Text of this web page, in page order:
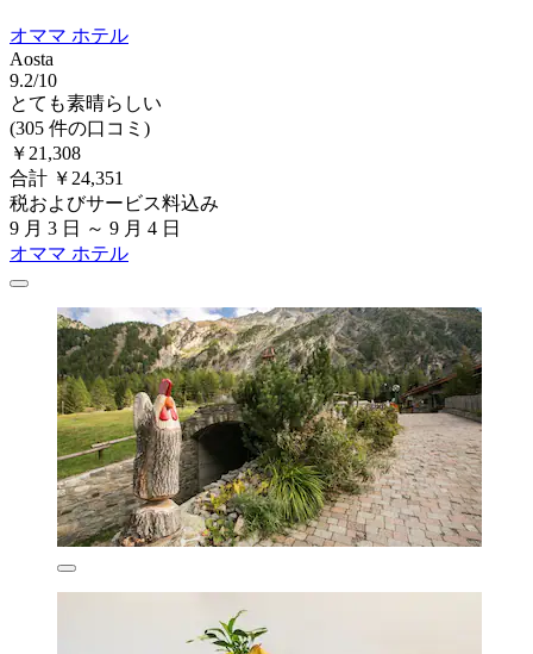
オママ ホテル
Aosta
9.2/10
とても素晴らしい
(305 件の口コミ)
￥21,308
合計 ￥24,351
税およびサービス料込み
9 月 3 日 ～ 9 月 4 日
オママ ホテル